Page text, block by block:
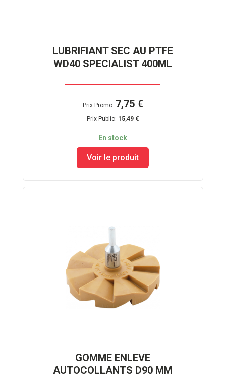
LUBRIFIANT SEC AU PTFE
WD40 SPECIALIST 400ML
Prix Promo 7,75 €
Prix Public 15,49 €
En stock
Voir le produit
GOMME ENLEVE
AUTOCOLLANTS D90 MM